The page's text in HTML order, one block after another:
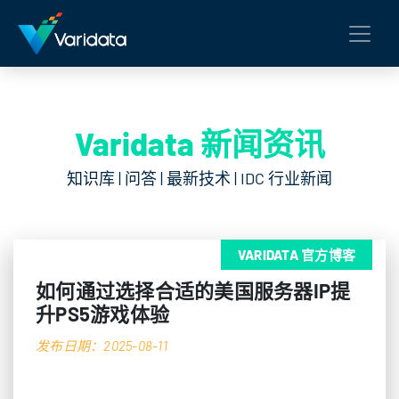
Varidata 新闻资讯
知识库 | 问答 | 最新技术 | IDC 行业新闻
VARIDATA 官方博客
如何通过选择合适的美国服务器IP提
升PS5游戏体验
发布日期：2025-08-11